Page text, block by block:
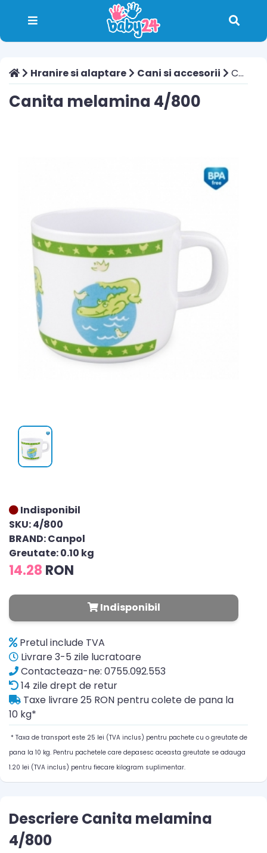
Hranire si alaptare Cani si accesorii Canita melamina 4/800
Canita melamina 4/800
Indisponibil
SKU: 4/800
BRAND: Canpol
Greutate: 0.10 kg
14.28 RON
Indisponibil
Pretul include TVA
Livrare 3-5 zile lucratoare
Contacteaza-ne: 0755.092.553
14 zile drept de retur
Taxe livrare 25 RON pentru colete de pana la
10 kg*
* Taxa de transport este 25 lei (TVA inclus) pentru pachete cu o greutate de
pana la 10 kg. Pentru pachetele care depasesc aceasta greutate se adauga
1.20 lei (TVA inclus) pentru fiecare kilogram suplimentar.
Descriere Canita melamina
4/800